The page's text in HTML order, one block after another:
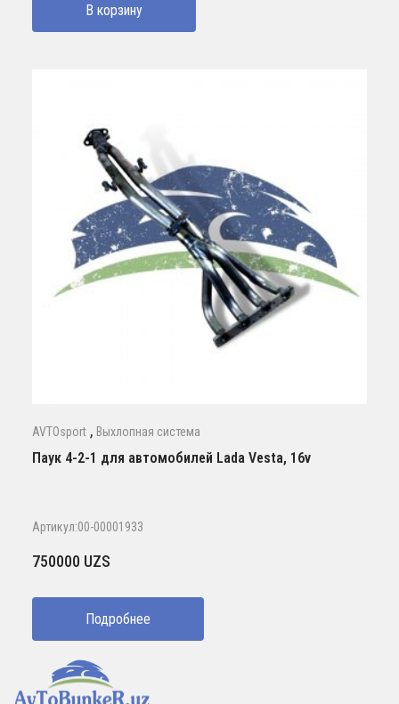
В корзину
AVTOsport , Выхлопная система
Паук 4-2-1 для автомобилей Lada Vesta, 16v
Артикул:00-00001933
750000 UZS
Подробнее